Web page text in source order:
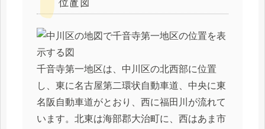
千音寺第一地区は、中川区の北西部に位置
し、東に名古屋第二環状自動車道、中央に東
名阪自動車道がとおり、西に福田川が流れて
います。北東は海部郡大治町に、西はあま市